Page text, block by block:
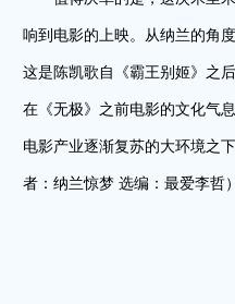
响到电影的上映。从纳兰的角
这是陈凯歌自《霸王别姬》之
在《无极》之前电影的文化气
电影产业逐渐复苏的大环境之
者：纳兰惊梦 选编：最爱李哲）